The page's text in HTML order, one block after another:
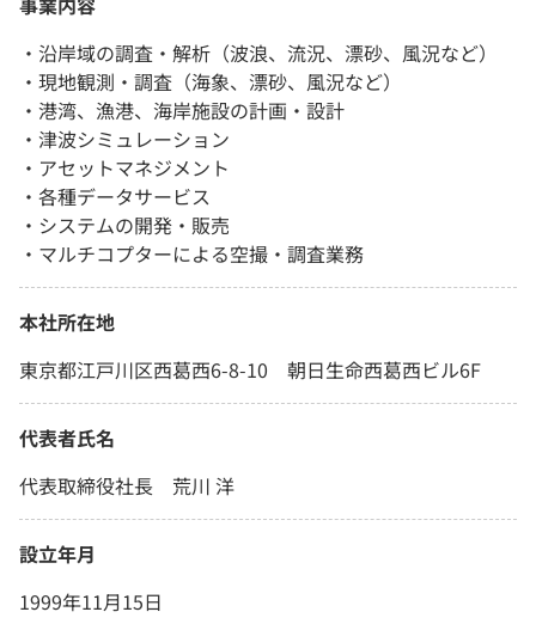
・沿岸域の調査・解析（波浪、流況、漂砂、風況など）
・現地観測・調査（海象、漂砂、風況など）
・港湾、漁港、海岸施設の計画・設計
・津波シミュレーション
・アセットマネジメント
・各種データサービス
・システムの開発・販売
・マルチコプターによる空撮・調査業務
本社所在地
東京都江戸川区西葛西6-8-10 朝日生命西葛西ビル6F
代表者氏名
代表取締役社長 荒川 洋
設立年月
1999年11月15日